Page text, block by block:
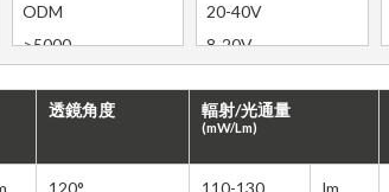
ODM
>5000
1000-3000
20-40V
8-20V
3-5V
透鏡角度 輻射/光通量
(mW/Lm)
120°
110-130、
lm